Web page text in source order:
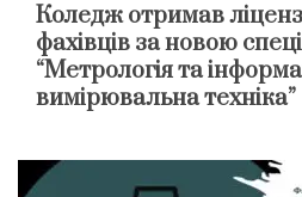
Коледж отримав
фахівців за новою
“Метрологія та
вимірювальна техніка”